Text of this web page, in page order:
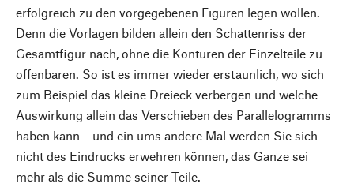
erfolgreich zu den vorgegebenen Figuren legen wollen.
Denn die Vorlagen bilden allein den Schattenriss der
Gesamtfigur nach, ohne die Konturen der Einzelteile zu
offenbaren. So ist es immer wieder erstaunlich, wo sich
zum Beispiel das kleine Dreieck verbergen und welche
Auswirkung allein das Verschieben des Parallelogramms
haben kann – und ein ums andere Mal werden Sie sich
nicht des Eindrucks erwehren können, das Ganze sei
mehr als die Summe seiner Teile.